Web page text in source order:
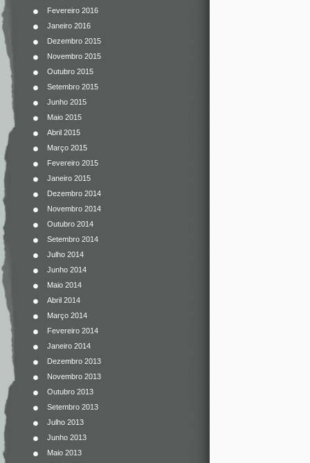
Fevereiro 2016
Janeiro 2016
Dezembro 2015
Novembro 2015
Outubro 2015
Setembro 2015
Junho 2015
Maio 2015
Abril 2015
Março 2015
Fevereiro 2015
Janeiro 2015
Dezembro 2014
Novembro 2014
Outubro 2014
Setembro 2014
Julho 2014
Junho 2014
Maio 2014
Abril 2014
Março 2014
Fevereiro 2014
Janeiro 2014
Dezembro 2013
Novembro 2013
Outubro 2013
Setembro 2013
Julho 2013
Junho 2013
Maio 2013